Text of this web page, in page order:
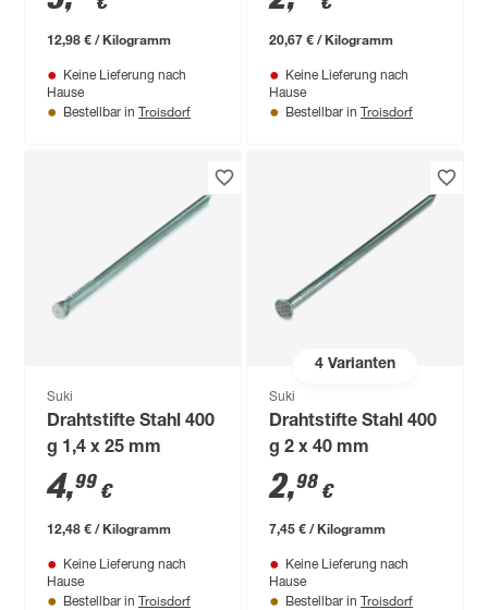
12,98 € / Kilogramm
Keine Lieferung nach
Hause
Bestellbar in Troisdorf
20,67 € / Kilogramm
Keine Lieferung nach
Hause
Bestellbar in Troisdorf
Suki
Drahtstifte Stahl 400
g 1,4 x 25 mm
4,99 €
12,48 € / Kilogramm
Keine Lieferung nach
Hause
Bestellbar in Troisdorf
4Varianten
Suki
Drahtstifte Stahl 400
g 2 x 40 mm
2,98 €
7,45 € / Kilogramm
Keine Lieferung nach
Hause
Bestellbar in Troisdorf